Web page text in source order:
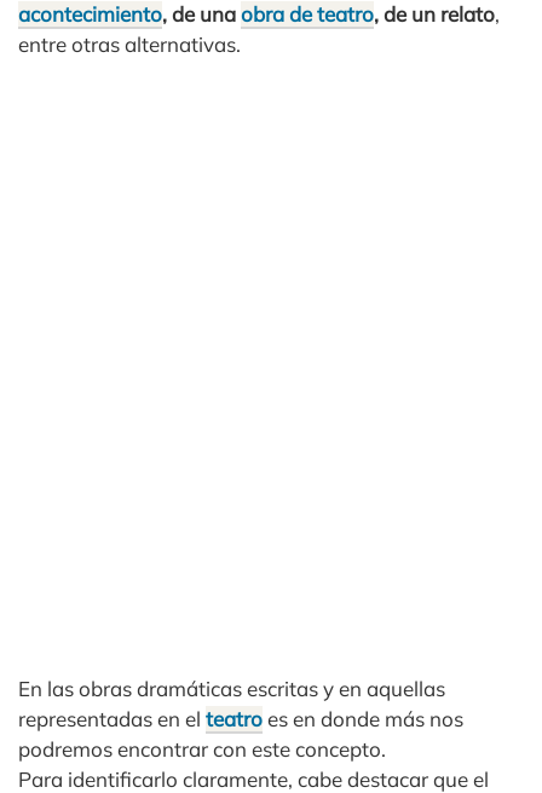
acontecimiento, de unaobra de teatro, de un relato,
entre otras alternativas.
En las obras dramáticas escritas y en aquellas
representadas en el teatroes en donde más nos
podremos encontrar con este concepto.
Para identificarlo claramente, cabe destacar que el